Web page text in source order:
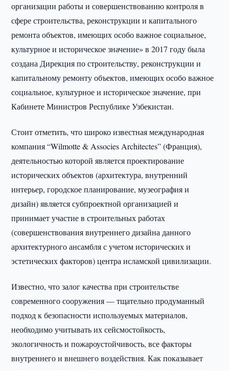
организации работы и совершенствованию контроля в
сфере строительства, реконструкции и капитального
ремонта объектов, имеющих особо важное социальное,
культурное и историческое значение» в 2017 году была
создана Дирекция по строительству, реконструкции и
капитальному ремонту объектов, имеющих особо важное
социальное, культурное и историческое значение, при
Кабинете Министров Республике Узбекистан.
Стоит отметить, что широко известная международная
компания “Wilmotte & Associes Architectes” (Франция),
деятельностью которой является проектирование
исторических объектов (архитектура, внутренний
интерьер, городское планирование, музеография и
дизайн) является субпроектной организацией и
принимает участие в строительных работах
(совершенствования внутреннего дизайна данного
архитектурного ансамбля с учетом исторических и
эстетических факторов) центра исламской цивилизации.
Известно, что залог качества при строительстве
современного сооружения — тщательно продуманный
подход к безопасности используемых материалов,
необходимо учитывать их сейсмостойкость,
экологичность и пожароустойчивость, все факторы
внутреннего и внешнего воздействия. Как показывает